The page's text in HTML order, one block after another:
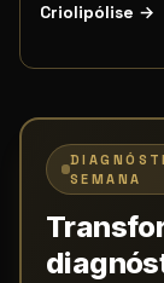
Criolipólise →
SEMANA